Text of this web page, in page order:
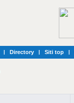
| Directory | Siti top |